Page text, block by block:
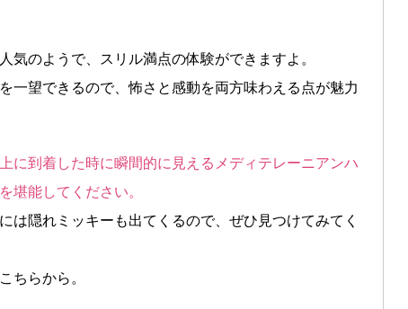
気のようで、スリル満点の体験ができますよ。
一望できるので、怖さと感動を両方味わえる点が魅力
に到着した時に瞬間的に見えるメディテレーニアンハ
堪能してください。
は隠れミッキーも出てくるので、ぜひ見つけてみてく
ちらから。